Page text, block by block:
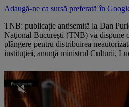
Adaugă-ne ca sursă preferată în
TNB: publicație antisemită la Dan
Naţional Bucureşti (TNB) va dispune
plângere pentru distribuirea
instituţiei, anunţă ministrul Culturii,